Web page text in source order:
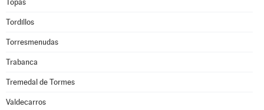
Topas
Tordillos
Torresmenudas
Trabanca
Tremedal de Tormes
Valdecarros